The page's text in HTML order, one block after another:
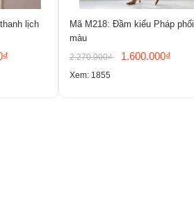
lịch
Mã M218: Đầm kiểu Pháp phối
màu
2.270.000₫ 1.600.000₫
Xem: 1855